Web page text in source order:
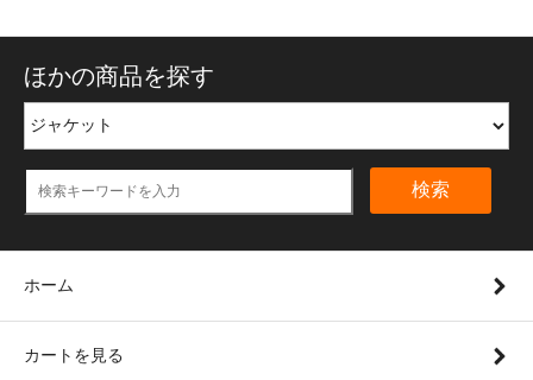
ほかの商品を探す
検索
ホーム
カートを見る